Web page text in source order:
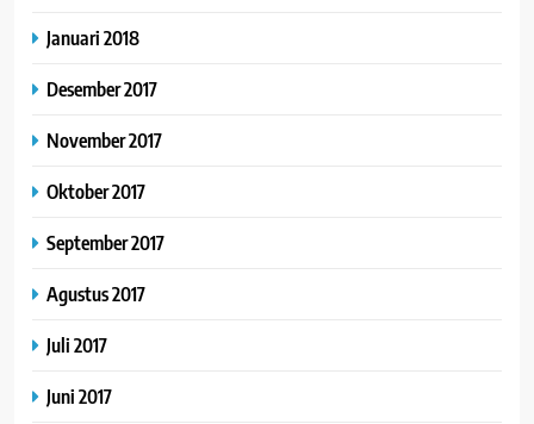
Januari 2018
Desember 2017
November 2017
Oktober 2017
September 2017
Agustus 2017
Juli 2017
Juni 2017